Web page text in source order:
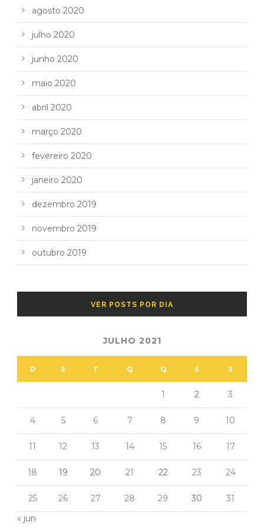
agosto 2020
julho 2020
junho 2020
maio 2020
abril 2020
março 2020
fevereiro 2020
janeiro 2020
dezembro 2019
novembro 2019
outubro 2019
VER POSTS POR DIA
JULHO 2021
D S T Q Q S S
1 2 3
4 5 6 7 8 9 10
11 12 13 14 15 16 17
18 19 20 21 22 23 24
25 26 27 28 29 30
31
« jun